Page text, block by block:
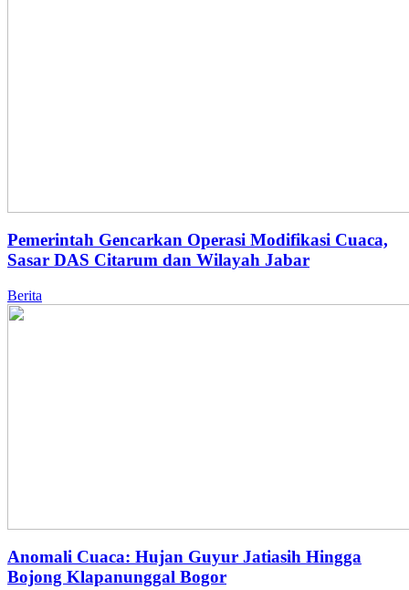
Pemerintah Gencarkan Operasi Modifikasi Cuaca,
Sasar DAS Citarum dan Wilayah Jabar
Berita
Anomali Cuaca: Hujan Guyur Jatiasih Hingga
Bojong Klapanunggal Bogor